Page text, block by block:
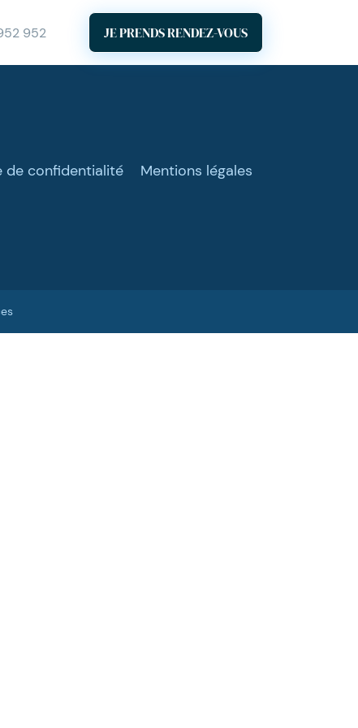
952 JE PRENDS RENDEZ-VOUS
de confidentialité
Mentions légales